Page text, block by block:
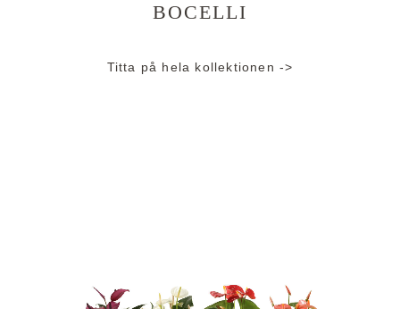
BOCELLI
Titta på hela kollektionen ->